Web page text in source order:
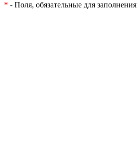
* - Поля, обязательные для заполнения